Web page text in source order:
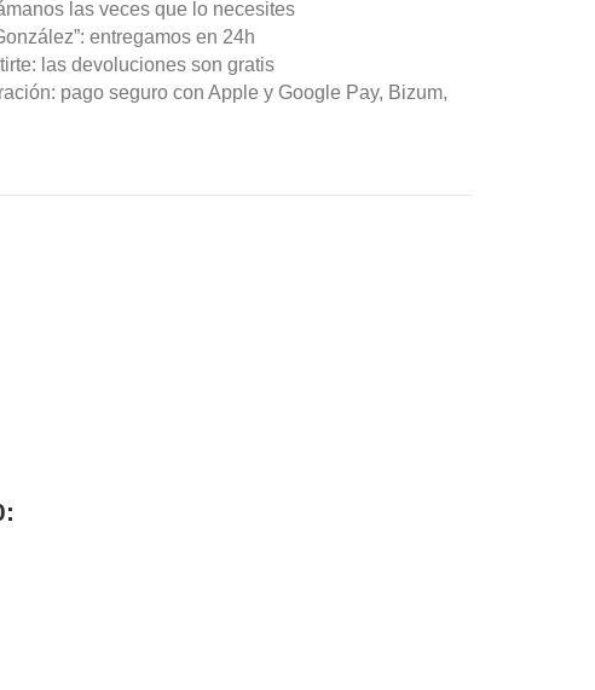
las veces que lo necesites
entregamos en 24h
las devoluciones son gratis
pago seguro con Apple y Google Pay, Bizum,